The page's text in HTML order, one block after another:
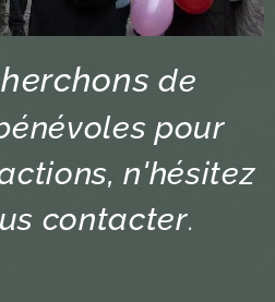
de
pour
n'hésitez
contacter.